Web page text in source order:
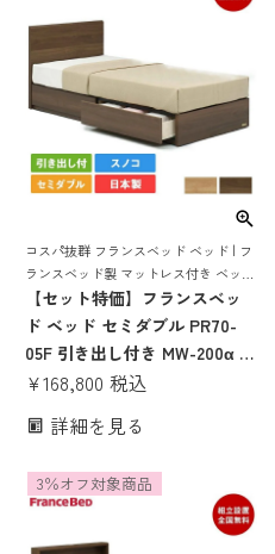
コスパ抜群 フランスベッド ベッド | フ
ランスベッド製 マットレス付き ベット
マットレス 付き マットレスセット 70
周年 収納 収納付き 引き出し 引出し ス
【セット特価】フランスベッ
ド ベッド セミダブル PR70-
05F 引き出し付き MW-200α ミ
ディアムソフト | 正規品 フラ
ド マットレス付き マットレス
ス付 ベット セミダブルサイズ
収納 収納付き 引き出し すのこ
¥168,800 税込
詳細を見る
3％オフ対象商品